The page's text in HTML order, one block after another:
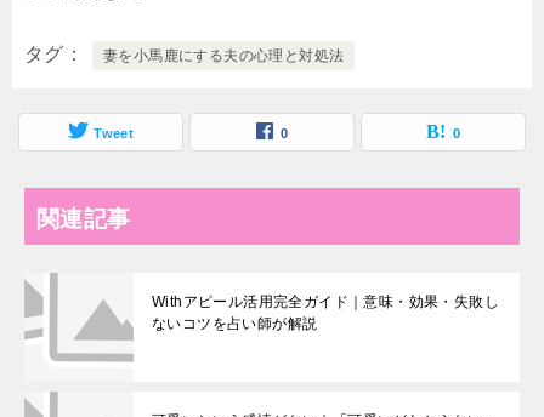
タグ 妻を小馬鹿にする夫の心理と対処法
Tweet 0 0
関連記事
Withアピール活用完全ガイド｜意味・効果・失敗し
ないコツを占い師が解説